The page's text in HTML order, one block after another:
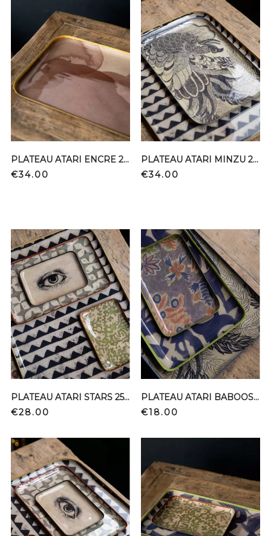
PLATEAU ATARI ENCRE 20*30
Price
€34.00
PLATEAU ATARI MINZU 20*30
Price
€34.00
PLATEAU ATARI STARS 25*15
Price
€28.00
PLATEAU ATARI BABOOSHKA 10*15
Price
€18.00